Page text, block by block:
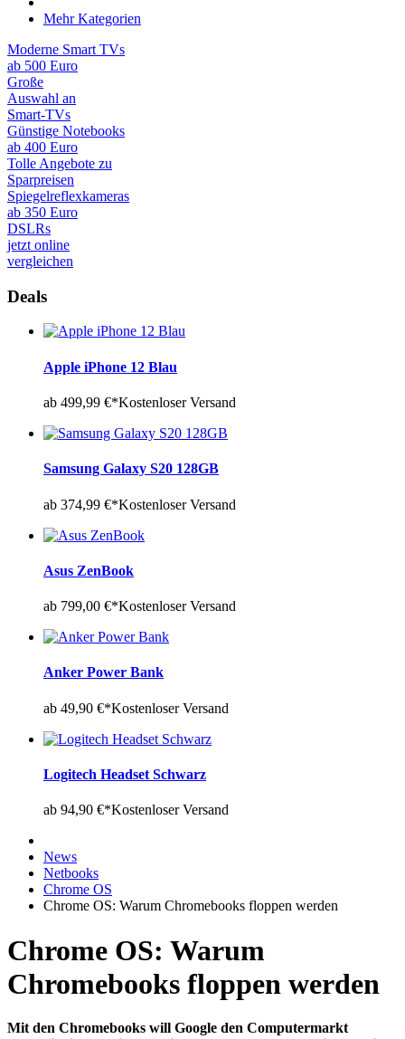
Mehr Kategorien
Moderne Smart TVs
ab 500 Euro
Große
Auswahl an
Smart-TVs
Günstige Notebooks
ab 400 Euro
Tolle Angebote zu
Sparpreisen
Spiegelreflexkameras
ab 350 Euro
DSLRs
jetzt online
vergleichen
Deals
Apple iPhone 12 Blau
ab 499,99 €*Kostenloser Versand
Samsung Galaxy S20 128GB
ab 374,99 €*Kostenloser Versand
Asus ZenBook
ab 799,00 €*Kostenloser Versand
Anker Power Bank
ab 49,90 €*Kostenloser Versand
Logitech Headset Schwarz
ab 94,90 €*Kostenloser Versand
News
Netbooks
Chrome OS
Chrome OS: Warum Chromebooks floppen werden
Chrome OS: Warum
Chromebooks floppen werden
Mit den Chromebooks will Google den Computermarkt